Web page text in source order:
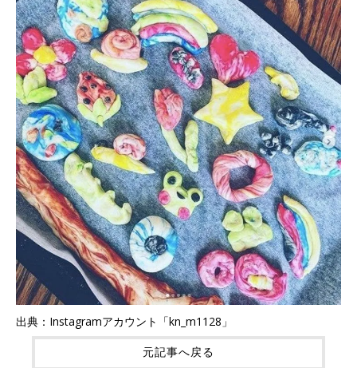
出典：Instagramアカウント「kn_m1128」
元記事へ戻る